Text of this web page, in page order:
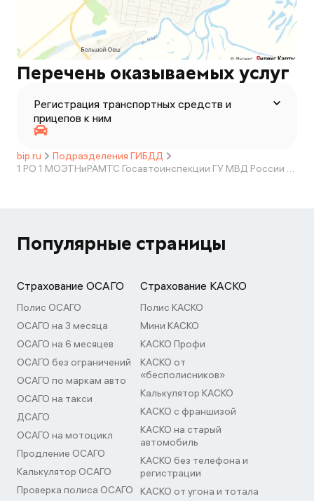
Перечень оказываемых услуг
Регистрация транспортных средств и
прицепов к ним
bip.ru
Подразделения ГИБДД
1 РО 1 МОЭТНиРАМТС Госавтоинспекции ГУ МВД России по Новосибирской области (филиал р.п.Колывань)
Популярные страницы
Страхование ОСАГО
Полис ОСАГО
ОСАГО на 3 месяца
ОСАГО на 6 месяцев
ОСАГО без ограничений
ОСАГО по маркам авто
ОСАГО на такси
ДСАГО
ОСАГО на мотоцикл
Продление ОСАГО
Калькулятор ОСАГО
Проверка полиса ОСАГО
Страхование КАСКО
Полис КАСКО
Мини КАСКО
КАСКО Профи
КАСКО от
«бесполисников»
Калькулятор КАСКО
КАСКО с франшизой
КАСКО на старый
автомобиль
КАСКО без телефона и
регистрации
КАСКО от угона и тотала